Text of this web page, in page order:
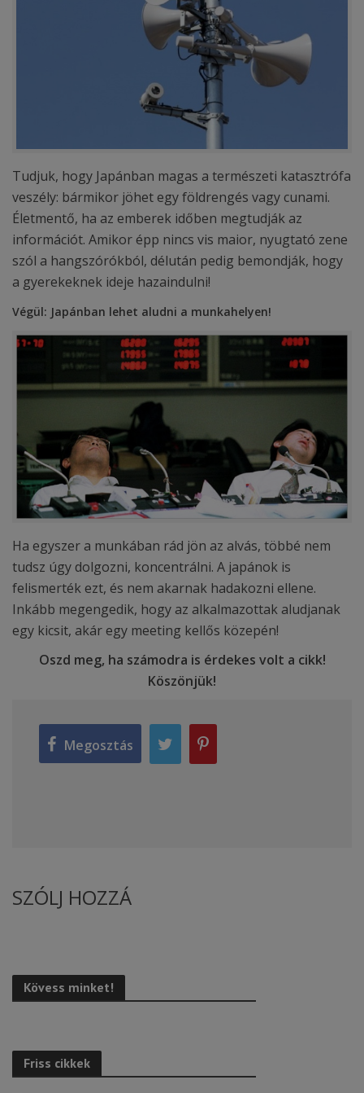
Tudjuk, hogy Japánban magas a természeti katasztrófa
veszély: bármikor jöhet egy földrengés vagy cunami.
Életmentő, ha az emberek időben megtudják az
információt. Amikor épp nincs vis maior, nyugtató zene
szól a hangszórókból, délután pedig bemondják, hogy
a gyerekeknek ideje hazaindulni!
Végül: Japánban lehet aludni a munkahelyen!
Ha egyszer a munkában rád jön az alvás, többé nem
tudsz úgy dolgozni, koncentrálni. A japánok is
felismerték ezt, és nem akarnak hadakozni ellene.
Inkább megengedik, hogy az alkalmazottak aludjanak
egy kicsit, akár egy meeting kellős közepén!
Oszd meg, ha számodra is érdekes volt a cikk!
Köszönjük!
Megosztás
SZÓLJ HOZZÁ
Kövess minket!
Friss cikkek